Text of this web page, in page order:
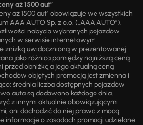
aż 1500 aut”
aż 1500 aut” obowiązuje we wszystkich
AAA AUTO Sp. z o.o. („AAA AUTO”).
nabycia wybranych pojazdów
w serwisie internetowym
zniżką uwidocznioną w prezentowanej
jako różnica pomiędzy najniższą ceną
przed obniżką a jego aktualną ceną
objętych promocją jest zmienna i
średnia liczba dostępnych pojazdów
auta są dodawane każdego dnia.
z innymi aktualnie obowiązującymi
ani dochodzić do niej prawa z mocą
informacje o zasadach promocji udzielane